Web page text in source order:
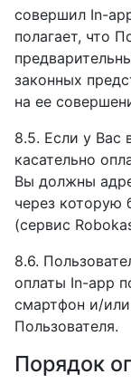
совершил In-
полагает, что
законных
на ее
8.5. Если у Вас
касательно
Вы должны
через которую
(сервис
8.6.
оплаты In-app
смартфон и/
Пользователя.
Порядок